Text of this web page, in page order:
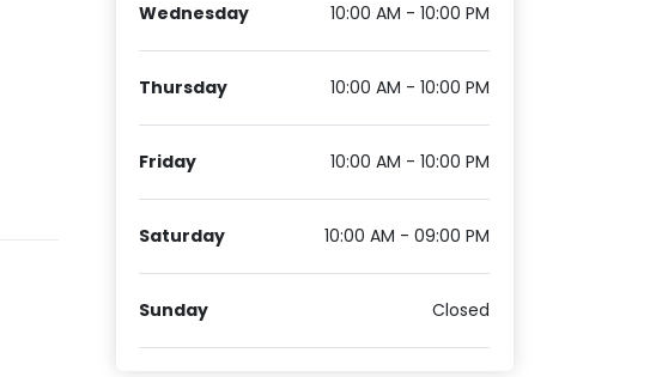
Wednesday 10:00 AM - 10:00 PM
Thursday 10:00 AM - 10:00 PM
Friday 10:00 AM - 10:00 PM
Saturday 10:00 AM - 09:00 PM
Sunday Closed